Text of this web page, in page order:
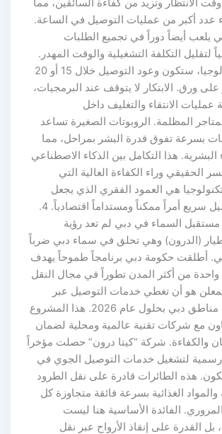
الانتظار وتزيد من كفاءة السائقين، مما
عدد أكبر من عمليات التوصيل في الساعة.
يلعب أيضاً دوراً في تجميع الطلبات
لتقليل التكلفة التشغيلية والوقت المهدر.
بدون هذه التكنولوجيا، ستكون وعود التوصيل خلال 15 أو 20
ورق. الابتكار لا يتوقف عند البرمجيات،
عمليات الانتقاء والتغليف داخل
المظلمة. الروبوتات الصغيرة تساعد
بسرعة تفوق قدرة البشر بمراحل، مما
هذا التكامل بين الذكاء الاصطناعي
الحقيقي وراء الكفاءة العالية التي
هي العمود الفقري الذي يجعل
تقديم خدمة توصيل سريع أمراً ممكناً ومستداماً اقتصادياً. 4.
السماء في دبي لم تعد رؤية
(الدرون) وهي تحلق في سماء دبي ضرباً
أطلقت حكومة دبي برنامجاً طموحاً يهدف
واحدة من أكثر المدن تطوراً في مجال النقل
هو أن تغطي خدمات التوصيل عبر
الدرون 30% من مناطق دبي بحلول عام 2026. هذا المشروع
مع شركات تقنية عالمية ومحلية لضمان
والكفاءة. شركة “كيتا درون” حصلت مؤخراً
لتشغيل خدمات التوصيل الجوي في
هذه الطائرات قادرة على نقل الطرود
والمواد الغذائية بسرعة فائقة متجاوزة كل
الفائدة الأساسية هنا ليست
القدرة على إنقاذ الأرواح عبر نقل